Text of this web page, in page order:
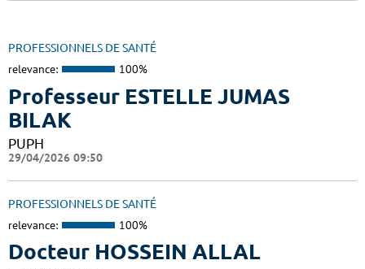
PROFESSIONNELS DE SANTÉ
relevance: 100%
Professeur ESTELLE JUMAS
BILAK
PUPH
29/04/2026 09:50
PROFESSIONNELS DE SANTÉ
relevance: 100%
Docteur HOSSEIN ALLAL